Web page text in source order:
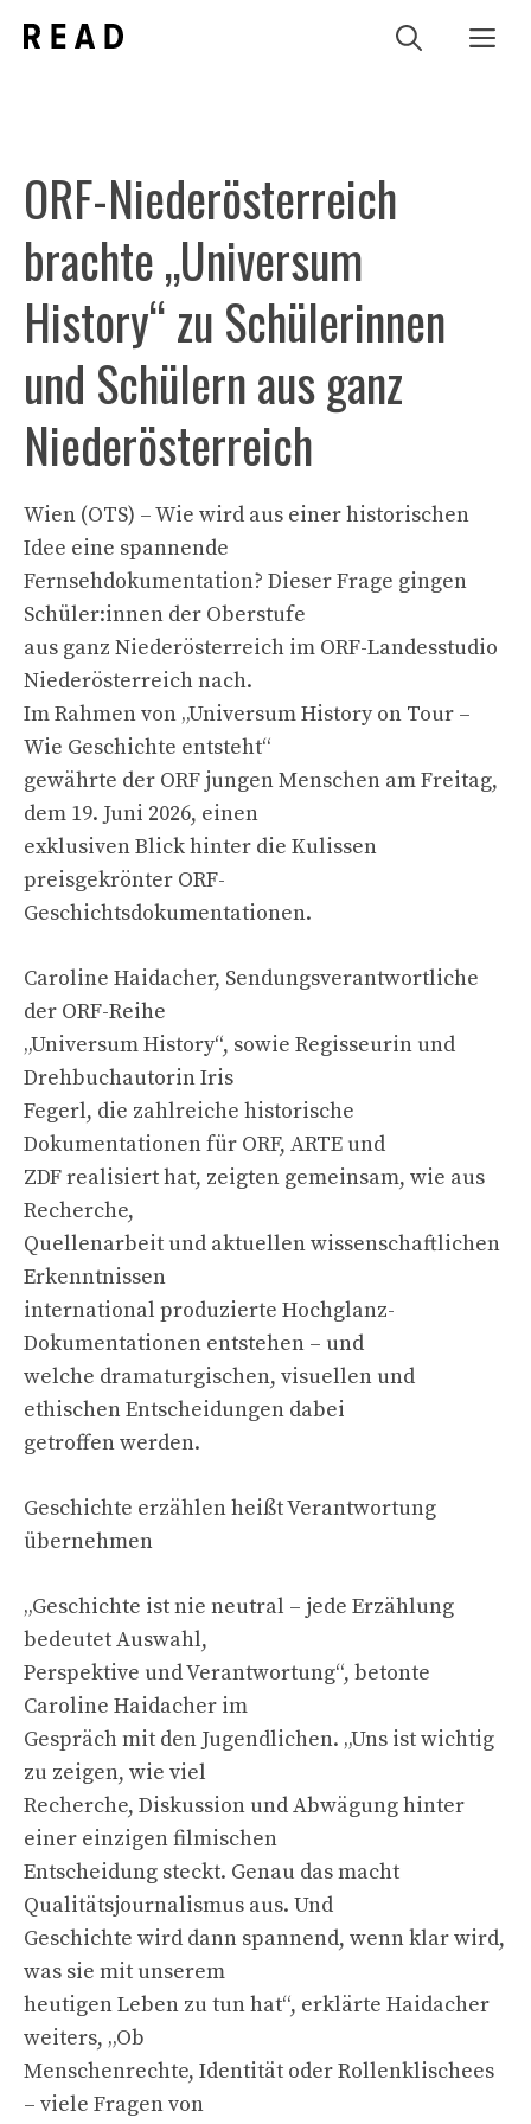
Inhalt
ORF-Niederösterreich
brachte „Universum
History“ zu Schülerinnen
und Schülern aus ganz
Niederösterreich
Wien (OTS) – Wie wird aus einer historischen
Idee eine spannende
Fernsehdokumentation? Dieser Frage gingen
Schüler:innen der Oberstufe
aus ganz Niederösterreich im ORF-Landesstudio
Niederösterreich nach.
Im Rahmen von „Universum History on Tour –
Wie Geschichte entsteht“
gewährte der ORF jungen Menschen am Freitag,
dem 19. Juni 2026, einen
exklusiven Blick hinter die Kulissen
preisgekrönter ORF-
Geschichtsdokumentationen.
Caroline Haidacher, Sendungsverantwortliche
der ORF-Reihe
„Universum History“, sowie Regisseurin und
Drehbuchautorin Iris
Fegerl, die zahlreiche historische
Dokumentationen für ORF, ARTE und
ZDF realisiert hat, zeigten gemeinsam, wie aus
Recherche,
Quellenarbeit und aktuellen wissenschaftlichen
Erkenntnissen
international produzierte Hochglanz-
Dokumentationen entstehen – und
welche dramaturgischen, visuellen und
ethischen Entscheidungen dabei
getroffen werden.
Geschichte erzählen heißt Verantwortung
übernehmen
„Geschichte ist nie neutral – jede Erzählung
bedeutet Auswahl,
Perspektive und Verantwortung“, betonte
Caroline Haidacher im
Gespräch mit den Jugendlichen. „Uns ist wichtig
zu zeigen, wie viel
Recherche, Diskussion und Abwägung hinter
einer einzigen filmischen
Entscheidung steckt. Genau das macht
Qualitätsjournalismus aus. Und
Geschichte wird dann spannend, wenn klar wird,
was sie mit unserem
heutigen Leben zu tun hat“, erklärte Haidacher
weiters, „Ob
Menschenrechte, Identität oder Rollenklischees
– viele Fragen von